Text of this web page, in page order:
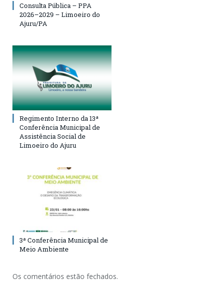
Consulta Pública – PPA
2026–2029 – Limoeiro do
Ajuru/PA
Regimento Interno da 13ª
Conferência Municipal de
Assistência Social de
Limoeiro do Ajuru
3ª Conferência Municipal de
Meio Ambiente
Os comentários estão fechados.